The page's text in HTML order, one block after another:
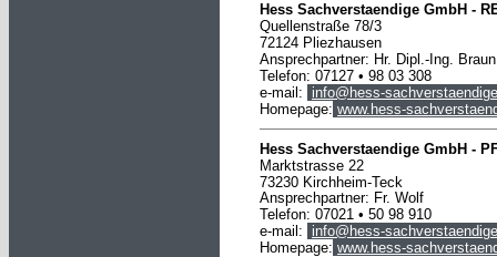
Hess Sachverstaendige GmbH -
Quellenstraße 78/3
72124 Pliezhausen
Ansprechpartner: Hr. Dipl.-Ing. Braun
Telefon: 07127 • 98 03 308
e-mail:
info@hess-
Homepage: www.hess-
Hess Sachverstaendige GmbH -
Marktstrasse 22
73230 Kirchheim-Teck
Ansprechpartner: Fr. Wolf
Telefon: 07021 • 50 98 910
e-mail:
info@hess-
Homepage: www.hess-